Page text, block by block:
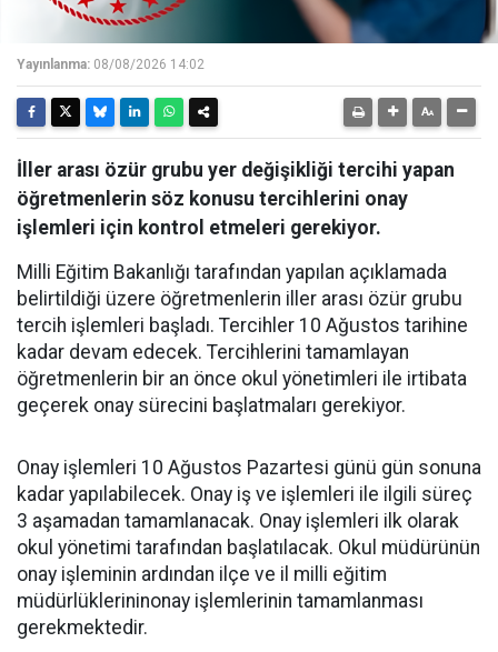
Yayınlanma: 08/08/2026 14:02
İller arası özür grubu yer değişikliği tercihi yapan
öğretmenlerin söz konusu tercihlerini onay
işlemleri için kontrol etmeleri gerekiyor.
Milli Eğitim Bakanlığı tarafından yapılan açıklamada
belirtildiği üzere öğretmenlerin iller arası özür grubu
tercih işlemleri başladı. Tercihler 10 Ağustos tarihine
kadar devam edecek. Tercihlerini tamamlayan
öğretmenlerin bir an önce okul yönetimleri ile irtibata
geçerek onay sürecini başlatmaları gerekiyor.
Onay işlemleri 10 Ağustos Pazartesi günü gün sonuna
kadar yapılabilecek. Onay iş ve işlemleri ile ilgili süreç
3 aşamadan tamamlanacak. Onay işlemleri ilk olarak
okul yönetimi tarafından başlatılacak. Okul müdürünün
onay işleminin ardından ilçe ve il milli eğitim
müdürlüklerininonay işlemlerinin tamamlanması
gerekmektedir.